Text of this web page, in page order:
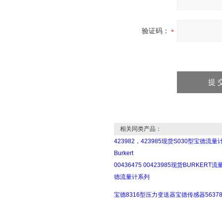
验证码：
相关同类产品：
423982，423985现货S030型宝德流量
Burkert
00436475 00423985现货BURKERT流
德流量计系列
宝德8316型压力变送器宝德传感器